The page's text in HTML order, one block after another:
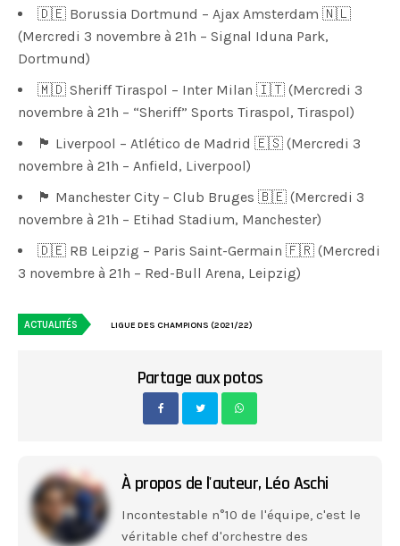
🇩🇪 Borussia Dortmund – Ajax Amsterdam 🇳🇱
(Mercredi 3 novembre à 21h – Signal Iduna Park,
Dortmund)
🇲🇩 Sheriff Tiraspol – Inter Milan 🇮🇹 (Mercredi 3
novembre à 21h – “Sheriff” Sports Tiraspol, Tiraspol)
🏴󠁧󠁢󠁥󠁮󠁧󠁿 Liverpool – Atlético de Madrid 🇪🇸 (Mercredi 3
novembre à 21h – Anfield, Liverpool)
🏴󠁧󠁢󠁥󠁮󠁧󠁿 Manchester City – Club Bruges 🇧🇪 (Mercredi 3
novembre à 21h – Etihad Stadium, Manchester)
🇩🇪 RB Leipzig – Paris Saint-Germain 🇫🇷 (Mercredi
3 novembre à 21h – Red-Bull Arena, Leipzig)
ACTUALITÉS LIGUE DES CHAMPIONS (2021/22)
Partage aux potos
À propos de l'auteur, Léo Aschi
Incontestable n°10 de l'équipe, c'est le
véritable chef d'orchestre des